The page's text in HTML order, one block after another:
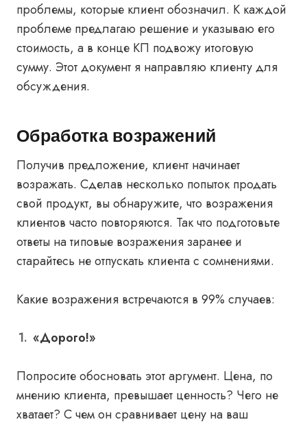
проблемы, которые клиент обозначил. К каждой
проблеме предлагаю решение и указываю его
стоимость, а в конце КП подвожу итоговую
сумму. Этот документ я направляю клиенту для
обсуждения.
Обработка возражений
Получив предложение, клиент начинает
возражать. Сделав несколько попыток продать
свой продукт, вы обнаружите, что возражения
клиентов часто повторяются. Так что подготовьте
ответы на типовые возражения заранее и
старайтесь не отпускать клиента с сомнениями.
Какие возражения встречаются в 99% случаев:
«Дорого!»
Попросите обосновать этот аргумент. Цена, по
мнению клиента, превышает ценность? Чего не
хватает? С чем он сравнивает цену на ваш